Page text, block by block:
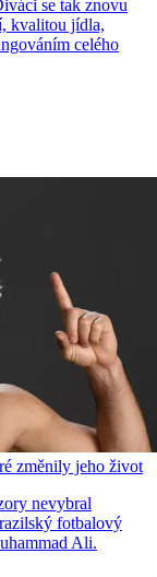
se tak znovu
kvalitou jídla,
celého
změnily jeho život
nevybral
fotbalový
Ali.